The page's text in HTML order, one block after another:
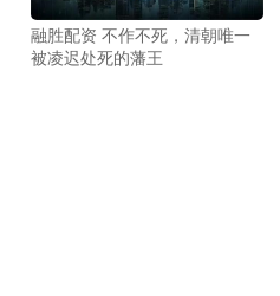
融胜配资 不作不死，清朝唯一
被凌迟处死的藩王